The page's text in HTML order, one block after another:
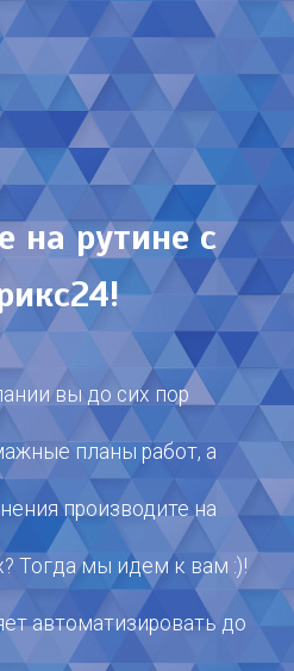
на рутине с
вы до сих пор
планы работ, а
производите на
Тогда мы идем к вам :)!
автоматизировать до